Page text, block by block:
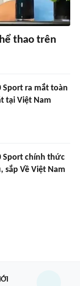
thao trên
Sport ra mắt toàn
tại Việt Nam
Sport chính thức
sắp Về Việt Nam